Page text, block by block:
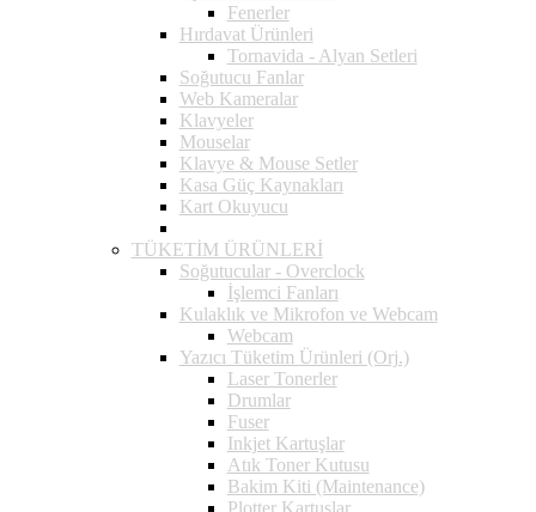
Fenerler
Hırdavat Ürünleri
Tornavida - Alyan Setleri
Soğutucu Fanlar
Web Kameralar
Klavyeler
Mouselar
Klavye & Mouse Setler
Kasa Güç Kaynakları
Kart Okuyucu
TÜKETİM ÜRÜNLERİ
Soğutucular - Overclock
İşlemci Fanları
Kulaklık ve Mikrofon ve Webcam
Webcam
Yazıcı Tüketim Ürünleri (Orj.)
Laser Tonerler
Drumlar
Fuser
Inkjet Kartuşlar
Atık Toner Kutusu
Bakim Kiti (Maintenance)
Plotter Kartuşlar